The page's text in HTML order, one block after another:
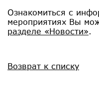
Ознакомиться с
мероприятиях Вы
разделе «Новости».
Возврат к списку